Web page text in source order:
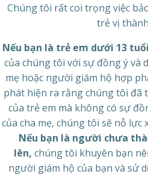
Chúng tôi rất coi trọng việc
trẻ vị
Nếu bạn là trẻ em dưới 13
của chúng tôi với sự đồng ý và
mẹ hoặc người giám hộ hợp
phát hiện ra rằng chúng tôi đã
của trẻ em mà không có sự
của cha mẹ, chúng tôi sẽ nỗ lực
Nếu bạn là người chưa
lên, chúng tôi khuyên bạn
người giám hộ của bạn và sử